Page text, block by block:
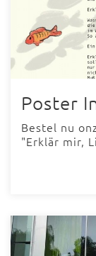
Poster
Bestel nu
"Erklär mir,